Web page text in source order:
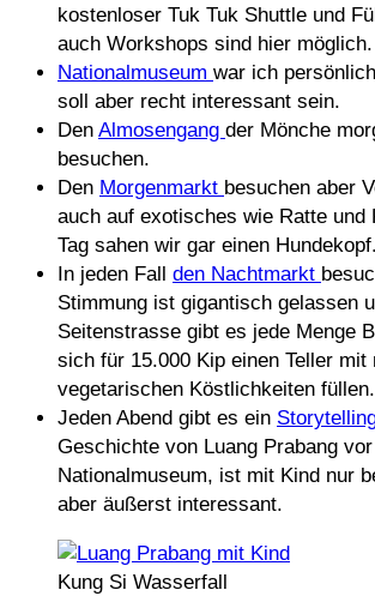
kostenloser Tuk Tuk Shuttle und
auch Workshops sind hier möglich.
Nationalmuseum war ich
soll aber recht interessant sein.
Den Almosengang der Mönche
besuchen.
Den Morgenmarkt besuchen aber
auch auf exotisches wie Ratte und
Tag sahen wir gar einen Hundekopf.
In jeden Fall den Nachtmarkt
Stimmung ist gigantisch gelassen
Seitenstrasse gibt es jede Menge
sich für 15.000 Kip einen Teller mit
vegetarischen Köstlichkeiten füllen.
Jeden Abend gibt es ein
Geschichte von Luang Prabang
Nationalmuseum, ist mit Kind nur
aber äußerst interessant.
Kung Si Wasserfall